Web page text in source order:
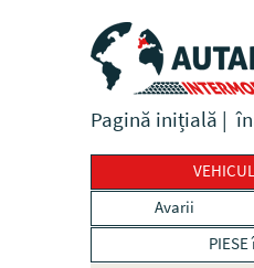
Pagină inițială |
Avarii